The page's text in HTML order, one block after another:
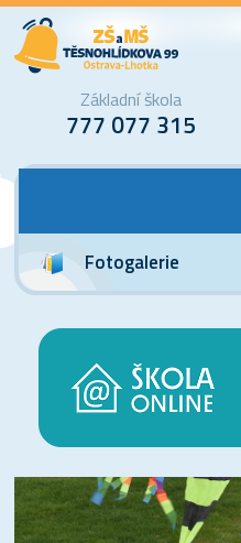
Základní škola
777 077 315
Fotogalerie